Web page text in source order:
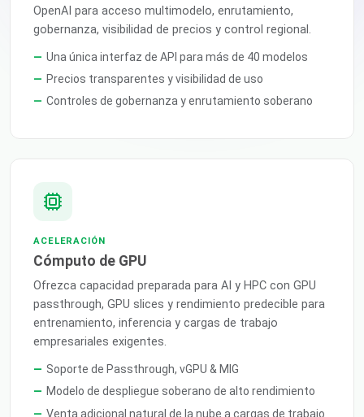
OpenAI para acceso multimodelo, enrutamiento,
gobernanza, visibilidad de precios y control regional.
Una única interfaz de API para más de 40 modelos
Precios transparentes y visibilidad de uso
Controles de gobernanza y enrutamiento soberano
ACELERACIÓN
Cómputo de GPU
Ofrezca capacidad preparada para AI y HPC con GPU
passthrough, GPU slices y rendimiento predecible para
entrenamiento, inferencia y cargas de trabajo
empresariales exigentes.
Soporte de Passthrough, vGPU & MIG
Modelo de despliegue soberano de alto rendimiento
Venta adicional natural de la nube a cargas de trabajo